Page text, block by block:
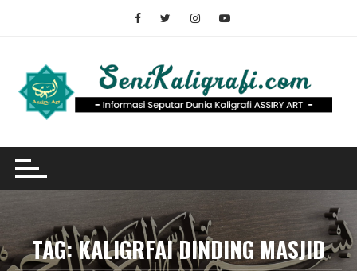
TAG:KALIGRFAI DINDING MASJID